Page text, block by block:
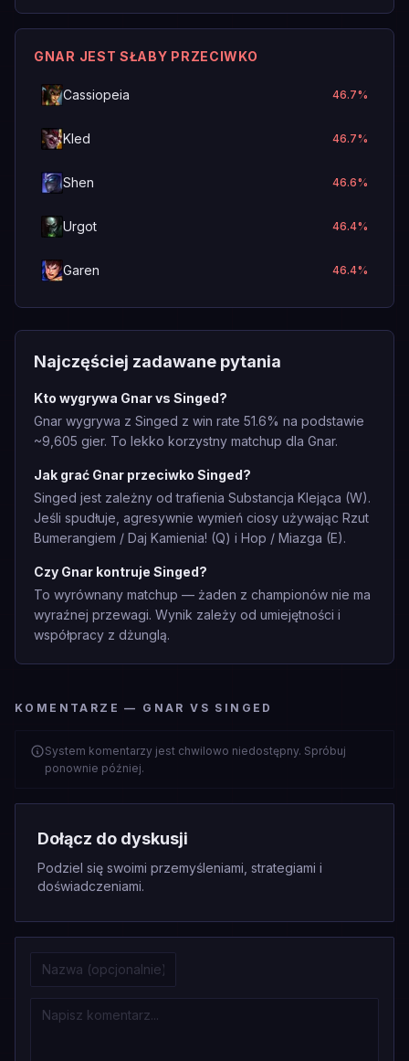
GNAR JEST SŁABY PRZECIWKO
Cassiopeia 46.7%
Kled 46.7%
Shen 46.6%
Urgot 46.4%
Garen 46.4%
Najczęściej zadawane pytania
Kto wygrywa Gnar vs Singed?
Gnar wygrywa z Singed z win rate 51.6% na podstawie
~9,605 gier. To lekko korzystny matchup dla Gnar.
Jak grać Gnar przeciwko Singed?
Singed jest zależny od trafienia Substancja Klejąca (W).
Jeśli spudłuje, agresywnie wymień ciosy używając Rzut
Bumerangiem / Daj Kamienia! (Q) i Hop / Miazga (E).
Czy Gnar kontruje Singed?
To wyrównany matchup — żaden z championów nie ma
wyraźnej przewagi. Wynik zależy od umiejętności i
współpracy z dżunglą.
KOMENTARZE — GNAR VS SINGED
System komentarzy jest chwilowo niedostępny. Spróbuj
ponownie później.
Dołącz do dyskusji
Podziel się swoimi przemyśleniami, strategiami i
doświadczeniami.